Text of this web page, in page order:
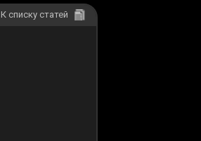
К списку статей